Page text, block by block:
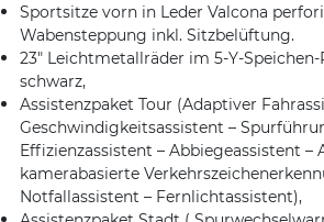
Sportsitze vorn in Leder Valcona
Wabensteppung inkl. Sitzbelüftung.
23″ Leichtmetallräder im 5-Y-
schwarz,
Assistenzpaket Tour (Adaptiver
Geschwindigkeitsassistent –
Effizienzassistent – Abbiegeassistent –
kamerabasierte
Notfallassistent – Fernlichtassistent),